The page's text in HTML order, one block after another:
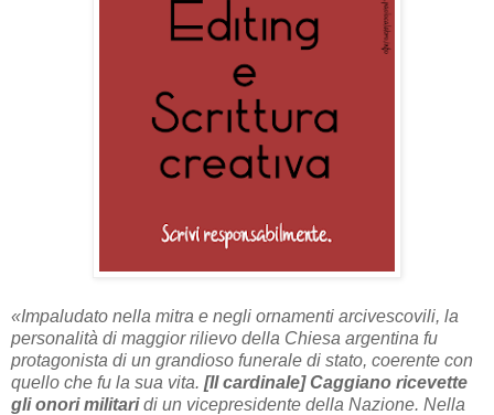
«Impaludato nella mitra e negli ornamenti arcivescovili, la
personalità di maggior rilievo della Chiesa argentina fu
protagonista di un grandioso funerale di stato, coerente con
quello che fu la sua vita. [Il cardinale] Caggiano ricevette
gli onori militaridi un vicepresidente della Nazione. Nella